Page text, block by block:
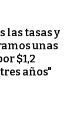
las tasas y
unas
$1,2
años"